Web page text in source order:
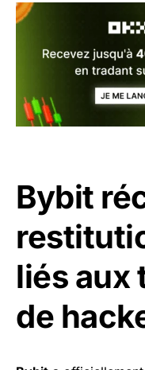
Bybit
liés aux
de